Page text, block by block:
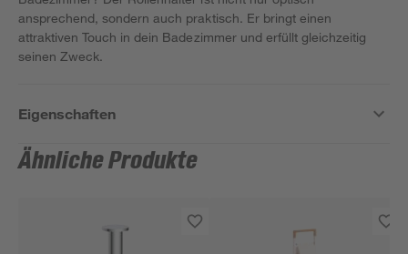
ansprechend, sondern auch praktisch. Er bringt einen
attraktiven Touch in dein Badezimmer und erfüllt gleichzeitig
seinen Zweck.
Eigenschaften
Ähnliche Produkte